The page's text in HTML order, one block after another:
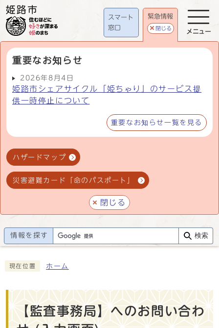
スマート
窓口
緊急情報
閉じる
重要なお知らせ
2026年8月4日
姫路市シェアサイクル「姫ちゃり」のサービス提
供一時停止について
重要なお知らせ一覧を見る
ハザードマップ
災害避難カード「命のパスポート」
閉じる
メニュー
情報を探す 検索
現在位置 ホーム
【監査事務局】へのお問い合わ